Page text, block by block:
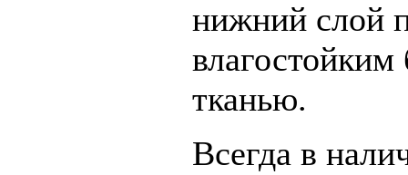
нижний слой
тканью.
Всегда в